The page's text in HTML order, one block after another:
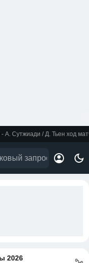
А. Сутжиади / Д. Тьен ход
2026